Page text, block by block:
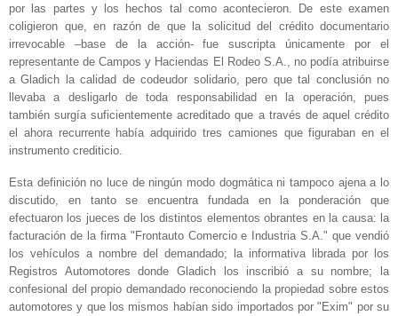
por las partes y los hechos tal como acontecieron. De este examen
coligieron que, en razón de que la solicitud del crédito documentario
irrevocable –base de la acción- fue suscripta únicamente por el
representante de Campos y Haciendas El Rodeo S.A., no podía atribuirse
a Gladich la calidad de codeudor solidario, pero que tal conclusión no
llevaba a desligarlo de toda responsabilidad en la operación, pues
también surgía suficientemente acreditado que a través de aquel crédito
el ahora recurrente había adquirido tres camiones que figuraban en el
instrumento crediticio.
Esta definición no luce de ningún modo dogmática ni tampoco ajena a lo
discutido, en tanto se encuentra fundada en la ponderación que
efectuaron los jueces de los distintos elementos obrantes en la causa: la
facturación de la firma "Frontauto Comercio e Industria S.A." que vendió
los vehículos a nombre del demandado; la informativa librada por los
Registros Automotores donde Gladich los inscribió a su nombre; la
confesional del propio demandado reconociendo la propiedad sobre estos
automotores y que los mismos habían sido importados por "Exim" por su